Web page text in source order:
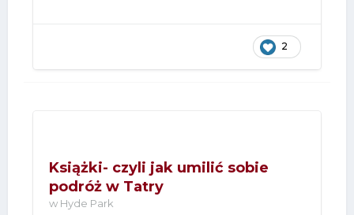
2
Książki- czyli jak umilić sobie
podróż w Tatry
w Hyde Park